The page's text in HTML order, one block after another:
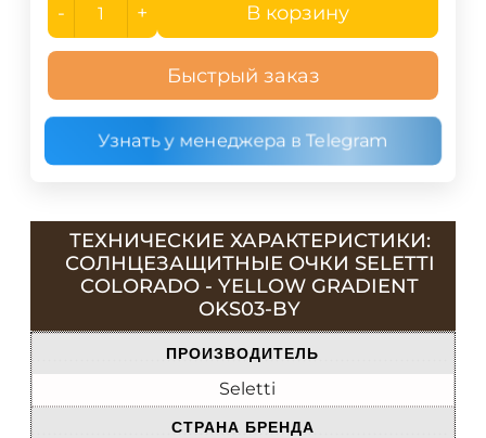
- + В корзину
Быстрый заказ
Узнать у менеджера в Telegram
ТЕХНИЧЕСКИЕ ХАРАКТЕРИСТИКИ:
СОЛНЦЕЗАЩИТНЫЕ ОЧКИ SELETTI
COLORADO - YELLOW GRADIENT
OKS03-BY
ПРОИЗВОДИТЕЛЬ
Seletti
СТРАНА БРЕНДА